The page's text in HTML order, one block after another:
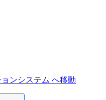
ンシステム へ移動